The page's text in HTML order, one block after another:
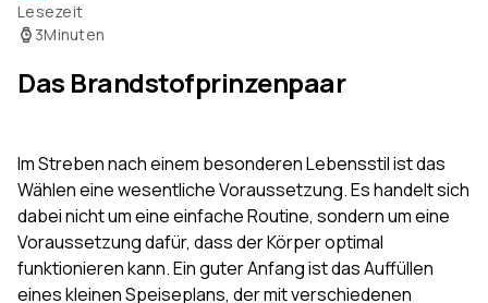
Lesezeit
3Minuten
Das Brandstofprinzenpaar
Im Streben nach einem besonderen Lebensstil ist das
Wählen eine wesentliche Voraussetzung. Es handelt sich
dabei nicht um eine einfache Routine, sondern um eine
Voraussetzung dafür, dass der Körper optimal
funktionieren kann. Ein guter Anfang ist das Auffüllen
eines kleinen Speiseplans, der mit verschiedenen